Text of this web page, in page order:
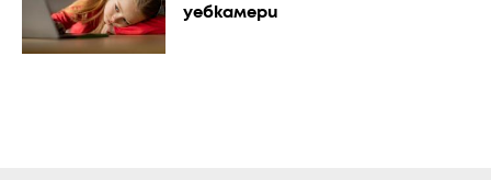
уебкамери